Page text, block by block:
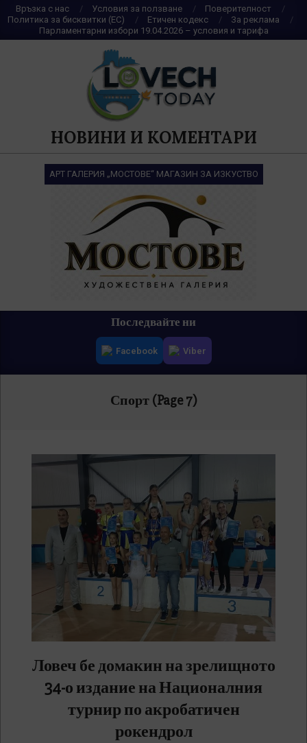
Skip
to
content
Връзка с нас Условия за ползване
Поверителност
Политика за бисквитки (ЕС)
Етичен кодекс
За реклама
Парламентарни избори 19.04.2026 – условия и тарифа
НОВИНИ И КОМЕНТАРИ
АРТ ГАЛЕРИЯ „МОСТОВЕ“ МАГАЗИН ЗА ИЗКУСТВО
Последвайте ни
Facebook Viber
Спорт (Page 7)
Ловеч бе домакин на зрелищното
34-о издание на Националния
турнир по акробатичен
рокендрол